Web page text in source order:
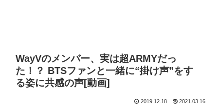
WayVのメンバー、実は超ARMYだっ
た！？ BTSファンと一緒に“掛け声”をす
る姿に共感の声[動画]
2019.12.18 2021.03.16